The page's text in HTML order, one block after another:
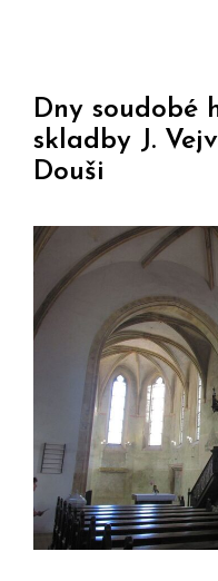
Dny soudobé
skladby J.
Douši